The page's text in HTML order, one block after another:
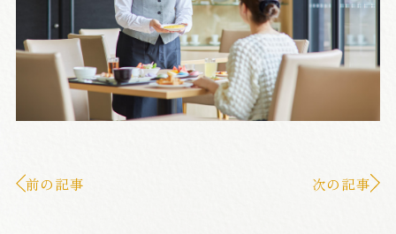
前の記事 次の記事